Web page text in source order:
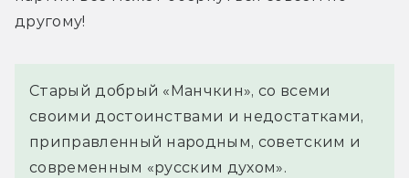
другому!
Старый добрый «Манчкин», со всеми
своими достоинствами и недостатками,
приправленный народным, советским и
современным «русским духом».